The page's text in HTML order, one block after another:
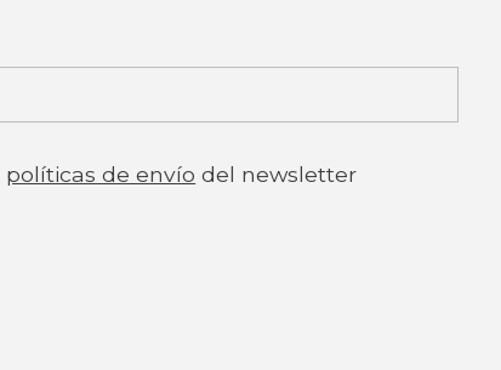
políticas de envío del newsletter